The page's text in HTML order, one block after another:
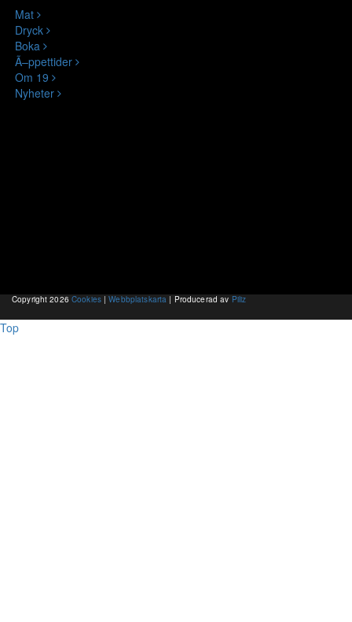
Mat
Dryck
Boka
Ã–ppettider
Om 19
Nyheter
Copyright 2026 Cookies|Webbplatskarta | Producerad av Piliz
Top